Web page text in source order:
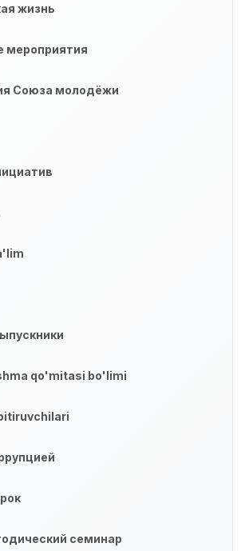
жизнь
мероприятия
Союза молодёжи
qo'mitasi bo'limi
семинар